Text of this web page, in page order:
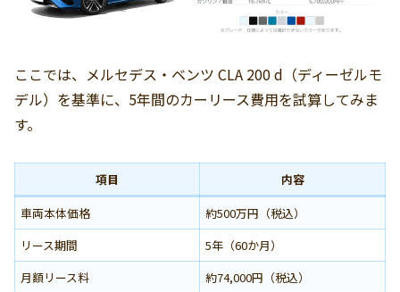
ここでは、メルセデス・ベンツ CLA 200 d（ディーゼルモ
デル）を基準に、5年間のカーリース費用を試算してみま
す。
項目
内容
車両本体価格
約500万円（税込）
リース期間
5年（60か月）
月額リース料
約74,000円（税込）